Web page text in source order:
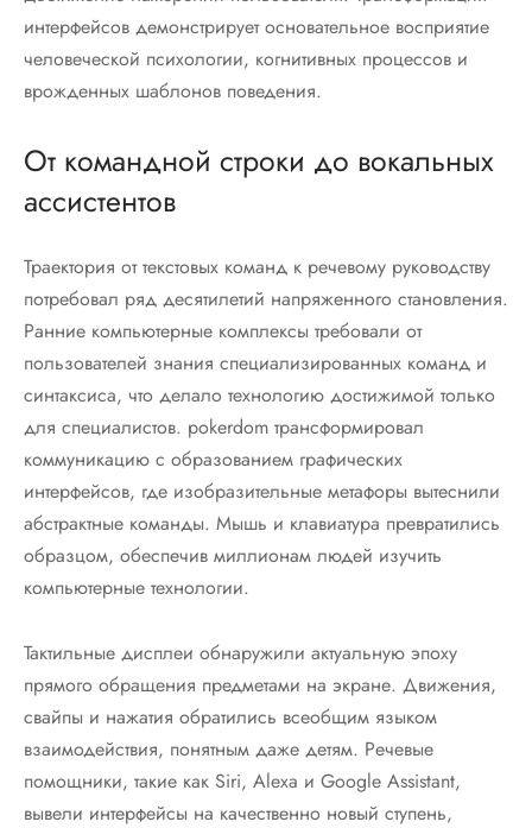
интерфейсов демонстрирует основательное восприятие
человеческой психологии, когнитивных процессов и
врожденных шаблонов поведения.
От командной строки до вокальных
ассистентов
Траектория от текстовых команд к речевому руководству
потребовал ряд десятилетий напряженного становления.
Ранние компьютерные комплексы требовали от
пользователей знания специализированных команд и
синтаксиса, что делало технологию достижимой только
для специалистов. pokerdom трансформировал
коммуникацию с образованием графических
интерфейсов, где изобразительные метафоры вытеснили
абстрактные команды. Мышь и клавиатура превратились
образцом, обеспечив миллионам людей изучить
компьютерные технологии.
Тактильные дисплеи обнаружили актуальную эпоху
прямого обращения предметами на экране. Движения,
свайпы и нажатия обратились всеобщим языком
взаимодействия, понятным даже детям. Речевые
помощники, такие как Siri, Alexa и Google Assistant,
вывели интерфейсы на качественно новый ступень,